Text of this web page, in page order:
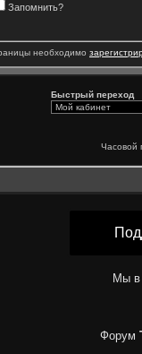
Запомнить?
необходимо
Быстрый переход
Часовой
Мы в
Форум